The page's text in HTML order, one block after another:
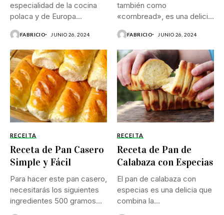
especialidad de la cocina
polaca y de Europa...
FABRICIO JUNIO 26, 2024
también como
«cornbread», es una delicia
tradicional...
FABRICIO JUNIO 26, 2024
RECEITA
Receta de Pan Casero
Simple y Fácil
Para hacer este pan casero,
necesitarás los siguientes
ingredientes 500 gramos
RECEITA
Receta de Pan de
Calabaza con Especias
El pan de calabaza con
especias es una delicia que
combina la...